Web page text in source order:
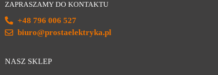
ZAPRASZAMY DO KONTAKTU
+48 796 006 527
biuro@prostaelektryka.pl
NASZ SKLEP